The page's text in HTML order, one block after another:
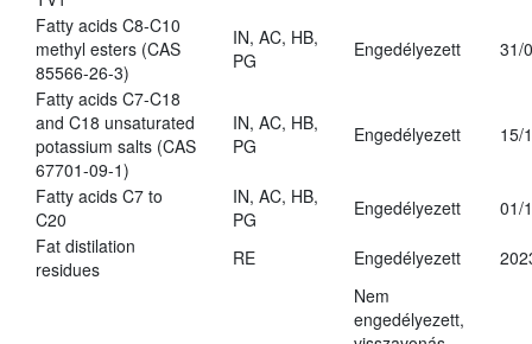
Fatty acids C8-C10
methyl esters (CAS
85566-26-3)
IN, AC, HB,
PG
Engedélyezett 31/
Fatty acids C7-C18
and C18 unsaturated
potassium salts (CAS
67701-09-1)
IN, AC, HB,
PG
Engedélyezett 15/
Fatty acids C7 to
C20
IN, AC, HB,
PG
Engedélyezett
01/
Fat distilation
residues
RE Engedélyezett
Nem
engedélyezett,